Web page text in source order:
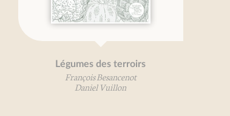
Petit traité de la noix
Alexandre de Lanoix